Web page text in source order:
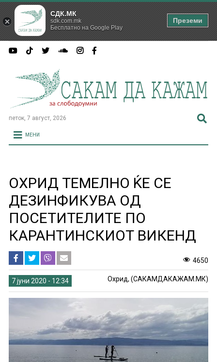
петок, 7 август, 2026
МЕНИ
ОХРИД ТЕМЕЛНО ЌЕ СЕ
ДЕЗИНФИКУВА ОД
ПОСЕТИТЕЛИТЕ ПО
КАРАНТИНСКИОТ ВИКЕНД
4650
7 јуни 2020 - 12:34 Охрид, (САКАМДАКАЖАМ.МК)
СДК.МК
sdk.com.mk
Бесплатно на Google Play
Преземи